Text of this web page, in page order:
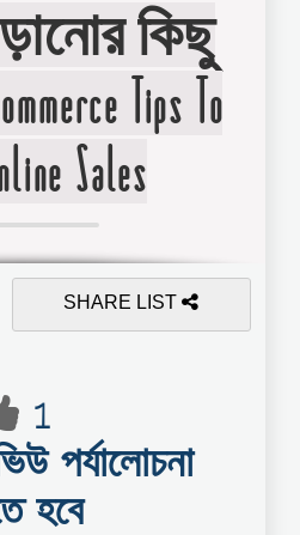
কিছু
Tips To
Sales
SHARE LIST
1
পর্যালোচনা
হবে